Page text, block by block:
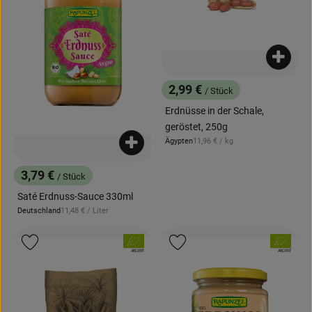
, Preis:
3,79 € / Stück
Saté Erdnuss-Sauce 330ml
, Herkunft:
Deutschland, Referenzpreis:
11,48 € / Liter
Produkt zum Warenkorb hinzufügen
, Preis:
2,99 € / Stück
Erdnüsse in der Schale,
geröstet, 250g
, Herkunft:
Ägypten, Referenzpreis:
11,96 € / kg
, Verband:
, Kontrollstelle:
ABCERT
Produkt zu Favouriten hinzufügen
, Verband:
, Kontrollstelle:
ABCERT
Produkt zu Favouriten hinzufügen